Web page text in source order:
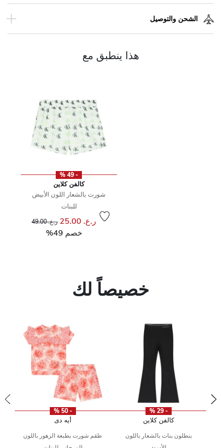
الشحن والتوصيل
هذا ينطبق مع
- 49 %
كالفن كلاين
شورت بالشعار اللون الأبيض
للبنات
ر.ع. 25.00 سعر مخفض من
ر.ع. 49.00
خصم 49%
خصيصاً لك
- 29 %
كالفن كلاين
بنطلون بنات بالشعار باللون
- 50 %
أيه دى
طقم شورت بطبعة الزهور باللون